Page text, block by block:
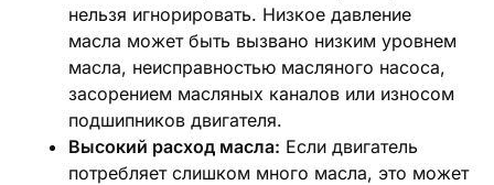
нельзя игнорировать. Низкое давление
масла может быть вызвано низким уровнем
масла, неисправностью масляного насоса,
засорением масляных каналов или износом
подшипников двигателя.
Высокий расход масла: Если двигатель
потребляет слишком много масла, это может